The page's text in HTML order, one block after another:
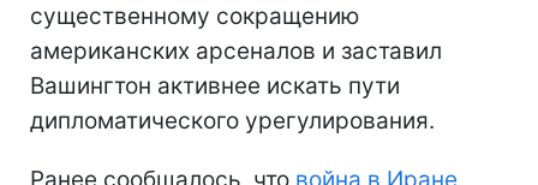
существенному сокращению
американских арсеналов и заставил
Вашингтон активнее искать пути
дипломатического урегулирования.
Ранее сообщалось, что война в Иране